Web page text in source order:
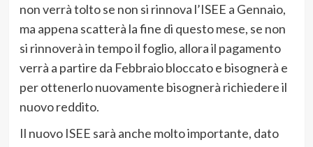
non verrà tolto se non si rinnova l’ISEE a Gennaio,
ma appena scatterà la fine di questo mese, se non
si rinnoverà in tempo il foglio, allora il pagamento
verrà a partire da Febbraio bloccato e bisognerà e
per ottenerlo nuovamente bisognerà richiedere il
nuovo reddito.
Il nuovo ISEE sarà anche molto importante, dato